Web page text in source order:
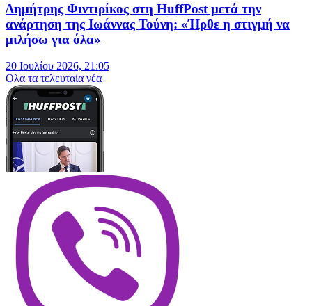
Δημήτρης Φιντιρίκος στη HuffPost μετά την
ανάρτηση της Ιωάννας Τούνη: «Ήρθε η στιγμή να
μιλήσω για όλα»
20 Ιουλίου 2026, 21:05
Oλα τα τελευταία νέα